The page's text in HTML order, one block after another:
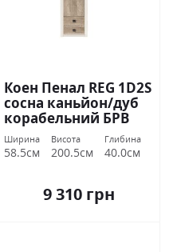
Коен Пенал REG 1D2S
сосна каньйон/дуб
корабельний БРВ
Україна
Ширина
58.5см
Висота
200.5см
Глибина
40.0см
9 310 грн